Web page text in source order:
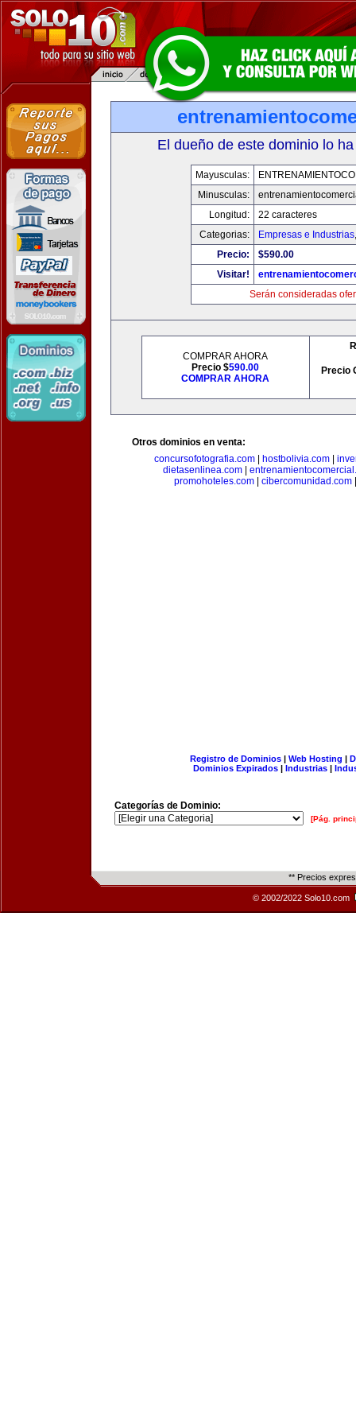
El dueño de este dominio lo
Mayusculas:
Minusculas:
Longitud:
22 caracteres
Categorias:
Empresas e Industrias
Precio:
$590.00
Visitar!
Serán consideradas
COMPRAR AHORA
Precio $590.00
COMPRAR AHORA
Precio
Otros dominios en venta:
concursofotografia.com| hostbolivia.com|
dietasenlinea.com|
promohoteles.com
cibercomunidad.com
Registro de Dominios| Web Hosting |
Dominios Expirados | Industrias |
Categorías de Dominio:
[Pág.
** Precios
© 2002/2022 Solo10.com